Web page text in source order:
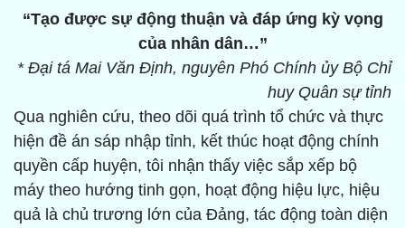
“Tạo được sự động thuận và đáp ứng kỳ vọng
của nhân dân…”
* Đại tá Mai Văn Định, nguyên Phó Chính ủy Bộ Chỉ
huy Quân sự tỉnh
Qua nghiên cứu, theo dõi quá trình tổ chức và thực
hiện đề án sáp nhập tỉnh, kết thúc hoạt động chính
quyền cấp huyện, tôi nhận thấy việc sắp xếp bộ
máy theo hướng tinh gọn, hoạt động hiệu lực, hiệu
quả là chủ trương lớn của Đảng, tác động toàn diện